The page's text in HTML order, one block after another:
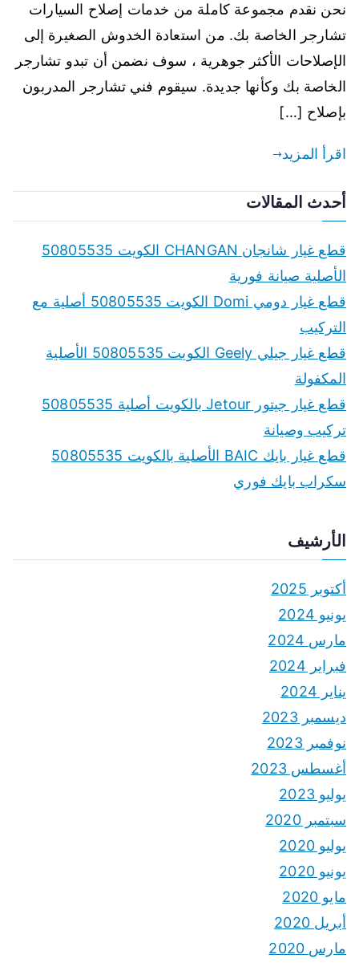
نحن نقدم مجموعة كاملة من خدمات إصلاح السيارات
تشارجر الخاصة بك. من استعادة الخدوش الصغيرة إلى
الإصلاحات الأكثر جوهرية ، سوف نضمن أن تبدو تشارجر
الخاصة بك وكأنها جديدة. سيقوم فني تشارجر المدربون
بإصلاح […]
اقرأ المزيد
أحدث المقالات
قطع غيار شانجان CHANGAN الكويت 50805535
الأصلية صيانة فورية
قطع غيار دومي Domi الكويت 50805535 أصلية مع
التركيب
قطع غيار جيلي Geely الكويت 50805535 الأصلية
المكفولة
قطع غيار جيتور Jetour بالكويت أصلية 50805535
تركيب وصيانة
قطع غيار بايك BAIC الأصلية بالكويت 50805535
سكراب بايك فوري
الأرشيف
أكتوبر 2025
يونيو 2024
مارس 2024
فبراير 2024
يناير 2024
ديسمبر 2023
نوفمبر 2023
أغسطس 2023
يوليو 2023
سبتمبر 2020
يوليو 2020
يونيو 2020
مايو 2020
أبريل 2020
مارس 2020